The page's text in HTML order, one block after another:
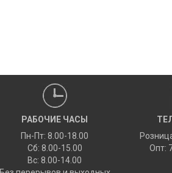
РАБОЧИЕ ЧАСЫ
Пн-Пт: 8.00-18.00
Сб: 8.00-15.00
Вс: 8.00-14.00
Опт: